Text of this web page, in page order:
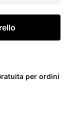
per ordini